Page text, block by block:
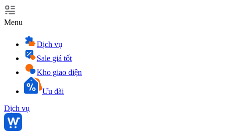
Menu
Dịch vụ
Sale giá tốt
Kho giao diện
Ưu đãi
Dịch vụ